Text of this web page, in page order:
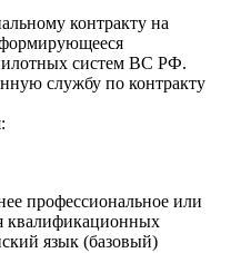
контракту на
систем ВС РФ.
службу по контракту
профессиональное или
квалификационных
язык (базовый)